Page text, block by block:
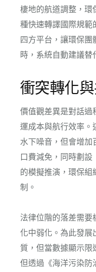
棲地的航道調整，環
種快速轉譯國際規範
四方平台，讓環保
時，系統自動建議
衝突轉化
價值觀差異是對話過
運成本與航行效率。
水下噪音，但會增
口費減免，同時劃
的模擬推演，環保
制。
法律位階的落差需
化中弱化。為此發展
質，但當數據顯示
但透過《海洋污染防